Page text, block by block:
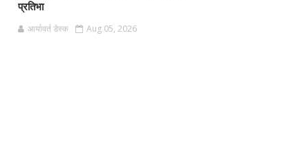
प्रतिभा
आर्यावर्त डेस्क Aug 05, 2026